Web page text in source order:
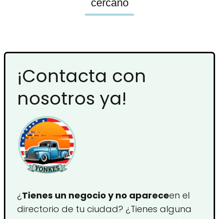
cercano
¡Contacta con
nosotros ya!
¿Tienes un negocio y no apareceen el
directorio de tu ciudad? ¿Tienes alguna